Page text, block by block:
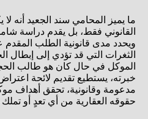
ما يميز المحامي سند الجعيد أنه لا
القانوني فقط، بل يقدم دراسة
ويحدد مدى قانونية الطلب
الثغرات التي قد تؤدي إلى إبطال
الموكل في حال كان هو طالب
خبرته، يستطيع تقديم لائحة
مدعومة وقانونية، تحقق أهداف
حقوقه العقارية من أي تعدٍ أو